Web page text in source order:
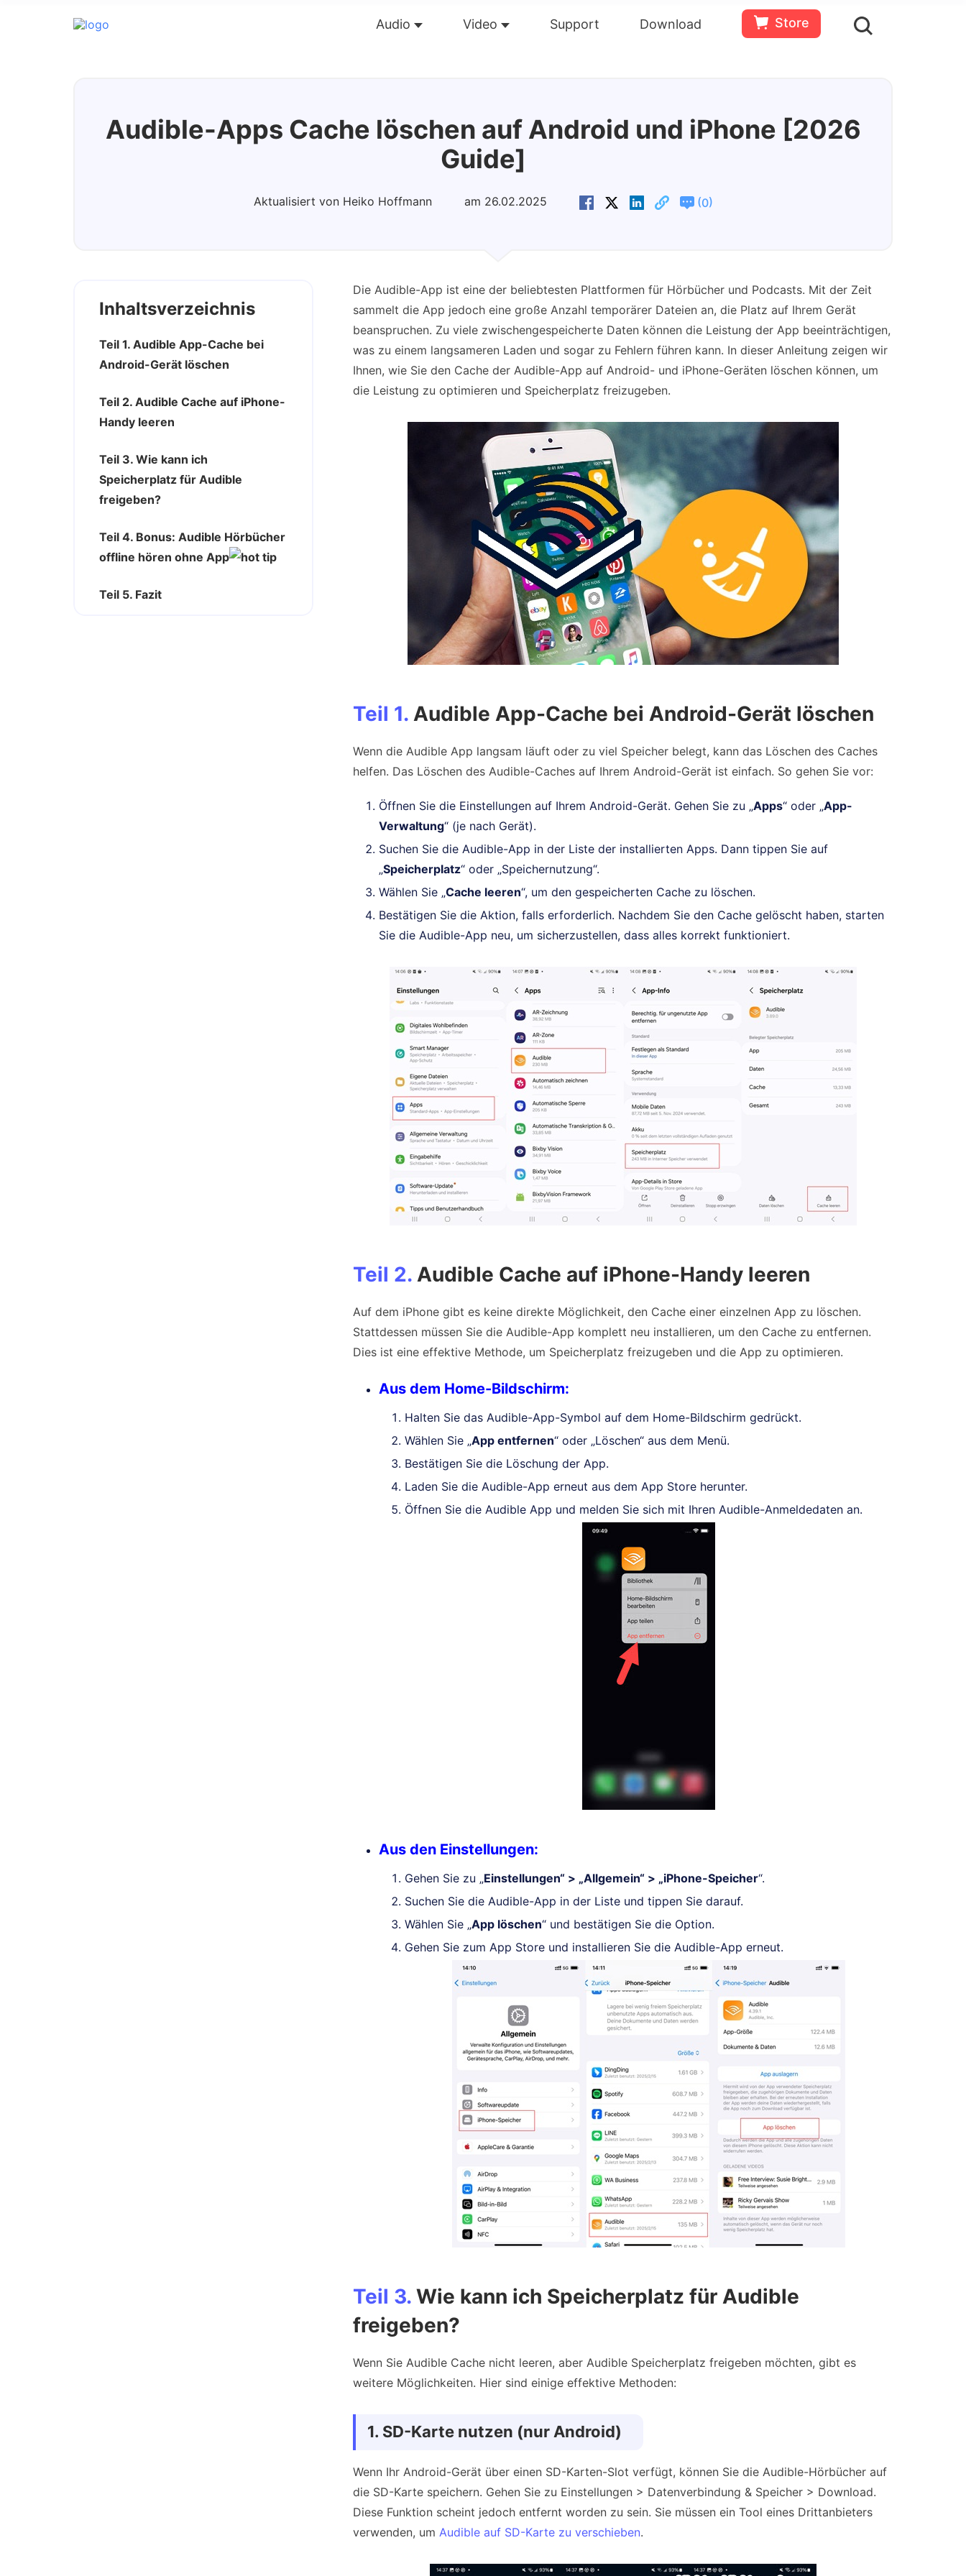
Audio Video Support Download Store
Bewertungen(0) Ressourcen
Audible-Apps Cache löschen auf Android und iPhone [2026
Guide]
Aktualisiert von Heiko Hoffmann am 26.02.2025 (0)
Inhaltsverzeichnis
Teil 1. Audible App-Cache bei
Android-Gerät löschen
Teil 2. Audible Cache auf iPhone-
Handy leeren
Teil 3. Wie kann ich
Speicherplatz für Audible
freigeben?
Teil 4. Bonus: Audible Hörbücher
offline hören ohne App
Teil 5. Fazit
Die Audible-App ist eine der beliebtesten Plattformen für Hörbücher und Podcasts. Mit der Zeit
sammelt die App jedoch eine große Anzahl temporärer Dateien an, die Platz auf Ihrem Gerät
beanspruchen. Zu viele zwischengespeicherte Daten können die Leistung der App beeinträchtigen,
was zu einem langsameren Laden und sogar zu Fehlern führen kann. In dieser Anleitung zeigen wir
Ihnen, wie Sie den Cache der Audible-App auf Android- und iPhone-Geräten löschen können, um
die Leistung zu optimieren und Speicherplatz freizugeben.
Teil 1. Audible App-Cache bei Android-Gerät löschen
Wenn die Audible App langsam läuft oder zu viel Speicher belegt, kann das Löschen des Caches
helfen. Das Löschen des Audible-Caches auf Ihrem Android-Gerät ist einfach. So gehen Sie vor:
Öffnen Sie die Einstellungen auf Ihrem Android-Gerät. Gehen Sie zu „Apps“ oder „App-
Verwaltung“ (je nach Gerät).
Suchen Sie die Audible-App in der Liste der installierten Apps. Dann tippen Sie auf
„Speicherplatz“ oder „Speichernutzung“.
Wählen Sie „Cache leeren“, um den gespeicherten Cache zu löschen.
Bestätigen Sie die Aktion, falls erforderlich. Nachdem Sie den Cache gelöscht haben, starten
Sie die Audible-App neu, um sicherzustellen, dass alles korrekt funktioniert.
Teil 2. Audible Cache auf iPhone-Handy leeren
Auf dem iPhone gibt es keine direkte Möglichkeit, den Cache einer einzelnen App zu löschen.
Stattdessen müssen Sie die Audible-App komplett neu installieren, um den Cache zu entfernen.
Dies ist eine effektive Methode, um Speicherplatz freizugeben und die App zu optimieren.
Aus dem Home-Bildschirm:
Halten Sie das Audible-App-Symbol auf dem Home-Bildschirm gedrückt.
Wählen Sie „App entfernen“ oder „Löschen“ aus dem Menü.
Bestätigen Sie die Löschung der App.
Laden Sie die Audible-App erneut aus dem App Store herunter.
Öffnen Sie die Audible App und melden Sie sich mit Ihren Audible-Anmeldedaten an.
Aus den Einstellungen:
Gehen Sie zu „Einstellungen“ > „Allgemein“ > „iPhone-Speicher“.
Suchen Sie die Audible-App in der Liste und tippen Sie darauf.
Wählen Sie „App löschen“ und bestätigen Sie die Option.
Gehen Sie zum App Store und installieren Sie die Audible-App erneut.
Teil 3. Wie kann ich Speicherplatz für Audible
freigeben?
Wenn Sie Audible Cache nicht leeren, aber Audible Speicherplatz freigeben möchten, gibt es
weitere Möglichkeiten. Hier sind einige effektive Methoden:
1. SD-Karte nutzen (nur Android)
Wenn Ihr Android-Gerät über einen SD-Karten-Slot verfügt, können Sie die Audible-Hörbücher auf
die SD-Karte speichern. Gehen Sie zu Einstellungen > Datenverbindung & Speicher > Download.
Diese Funktion scheint jedoch entfernt worden zu sein. Sie müssen ein Tool eines Drittanbieters
verwenden, um Audible auf SD-Karte zu verschieben.